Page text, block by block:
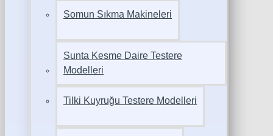
Somun Sıkma Makineleri
Sunta Kesme Daire Testere
Modelleri
Tilki Kuyruğu Testere Modelleri